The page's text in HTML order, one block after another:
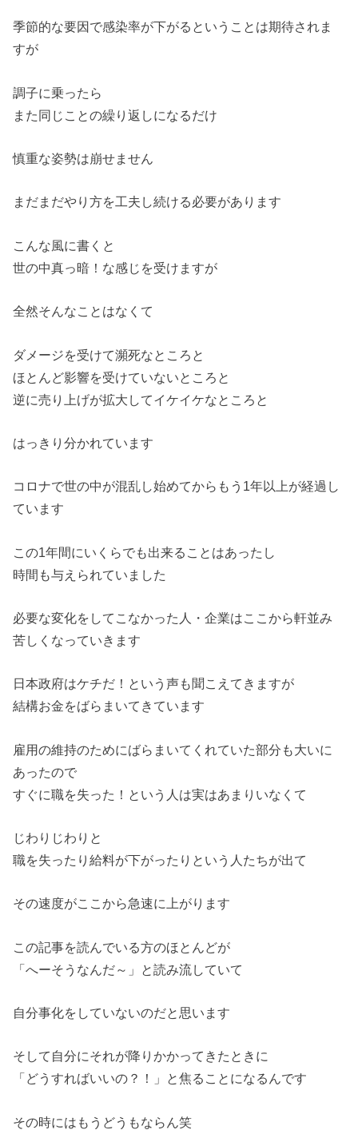
季節的な要因で感染率が下がるということは期待されま
すが
調子に乗ったら
また同じことの繰り返しになるだけ
慎重な姿勢は崩せません
まだまだやり方を工夫し続ける必要があります
こんな風に書くと
世の中真っ暗！な感じを受けますが
全然そんなことはなくて
ダメージを受けて瀕死なところと
ほとんど影響を受けていないところと
逆に売り上げが拡大してイケイケなところと
はっきり分かれています
コロナで世の中が混乱し始めてからもう1年以上が経過し
ています
この1年間にいくらでも出来ることはあったし
時間も与えられていました
必要な変化をしてこなかった人・企業はここから軒並み
苦しくなっていきます
日本政府はケチだ！という声も聞こえてきますが
結構お金をばらまいてきています
雇用の維持のためにばらまいてくれていた部分も大いに
あったので
すぐに職を失った！という人は実はあまりいなくて
じわりじわりと
職を失ったり給料が下がったりという人たちが出て
その速度がここから急速に上がります
この記事を読んでいる方のほとんどが
「へーそうなんだ～」と読み流していて
自分事化をしていないのだと思います
そして自分にそれが降りかかってきたときに
「どうすればいいの？！」と焦ることになるんです
その時にはもうどうもならん笑